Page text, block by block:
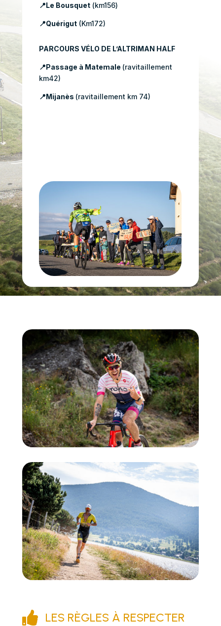
📍Le Bousquet(km156)
📍Quérigut(Km172)
PARCOURS VÉLO DE L’ALTRIMAN HALF
📍Passage à Matemale (ravitaillement
km42)
📍Mijanès (ravitaillement km 74)
 LES RÈGLES À RESPECTER